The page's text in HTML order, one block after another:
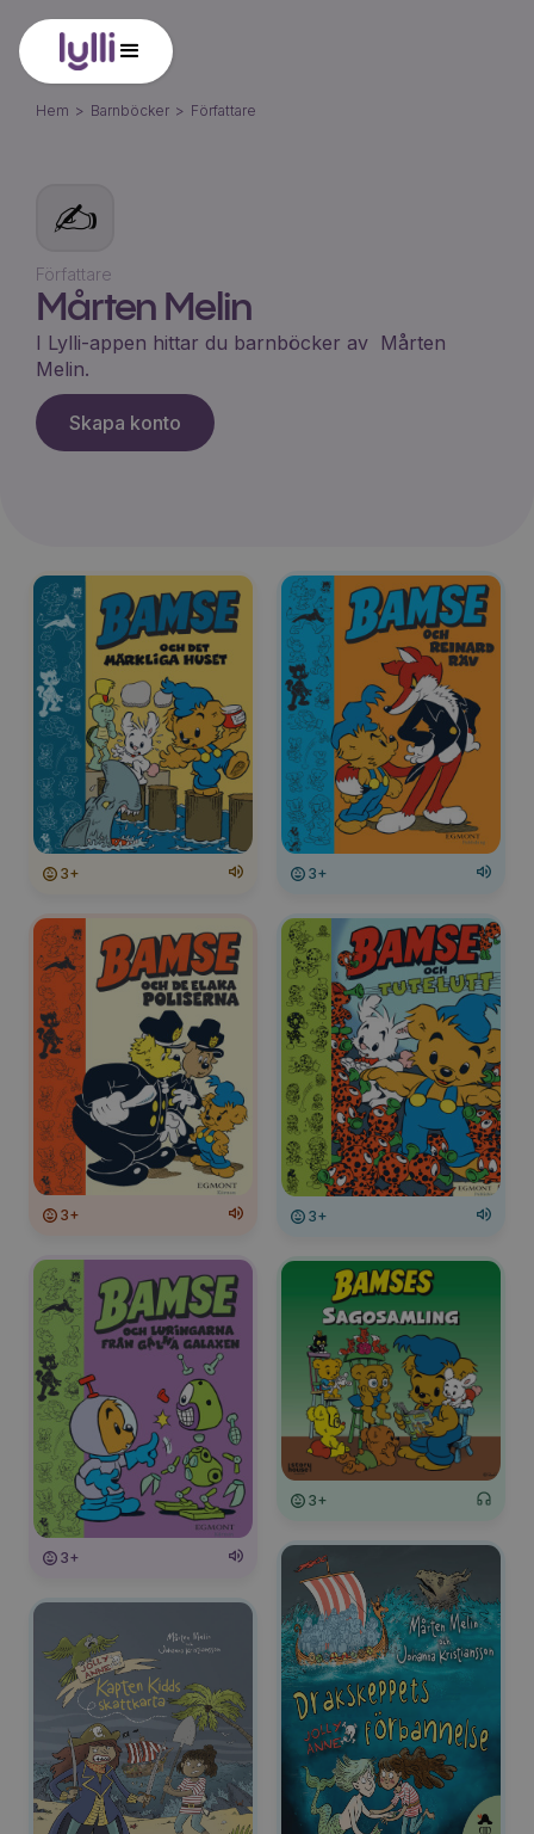
Hem > Barnböcker > Författare
✍️
Författare
Mårten Melin
I Lylli-appen hittar du barnböcker av Mårten
Melin.
Skapa konto
3+ 3+
3+ 3+
3+
3+